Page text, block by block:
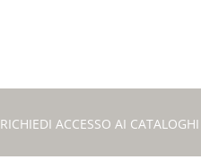
RICHIEDI ACCESSO AI CATALOGHI